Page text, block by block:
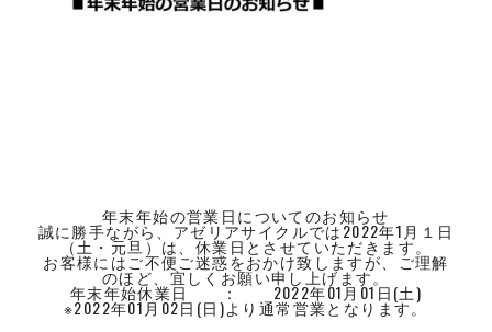
年末年始の営業日についてのお知らせ
誠に勝手ながら、アゼリアサイクルでは2022年1月１日
（土・元旦）は、休業日とさせていただきます。
お客様にはご不便ご迷惑をおかけ致しますが、ご理解
のほど、宜しくお願い申し上げます。
年末年始休業日 ： 2022年01月01日(土)
※2022年01月02日(日)より通常営業となります。